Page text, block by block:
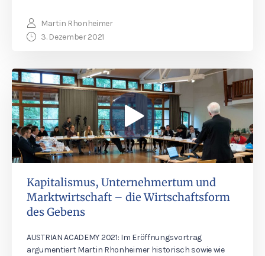
Martin Rhonheimer
3. Dezember 2021
Kapitalismus, Unternehmertum und
Marktwirtschaft – die Wirtschaftsform
des Gebens
AUSTRIAN ACADEMY 2021: Im Eröffnungsvortrag
argumentiert Martin Rhonheimer historisch sowie wie